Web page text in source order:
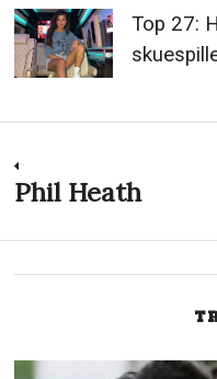
Top 27:
Previous
Phil Heath